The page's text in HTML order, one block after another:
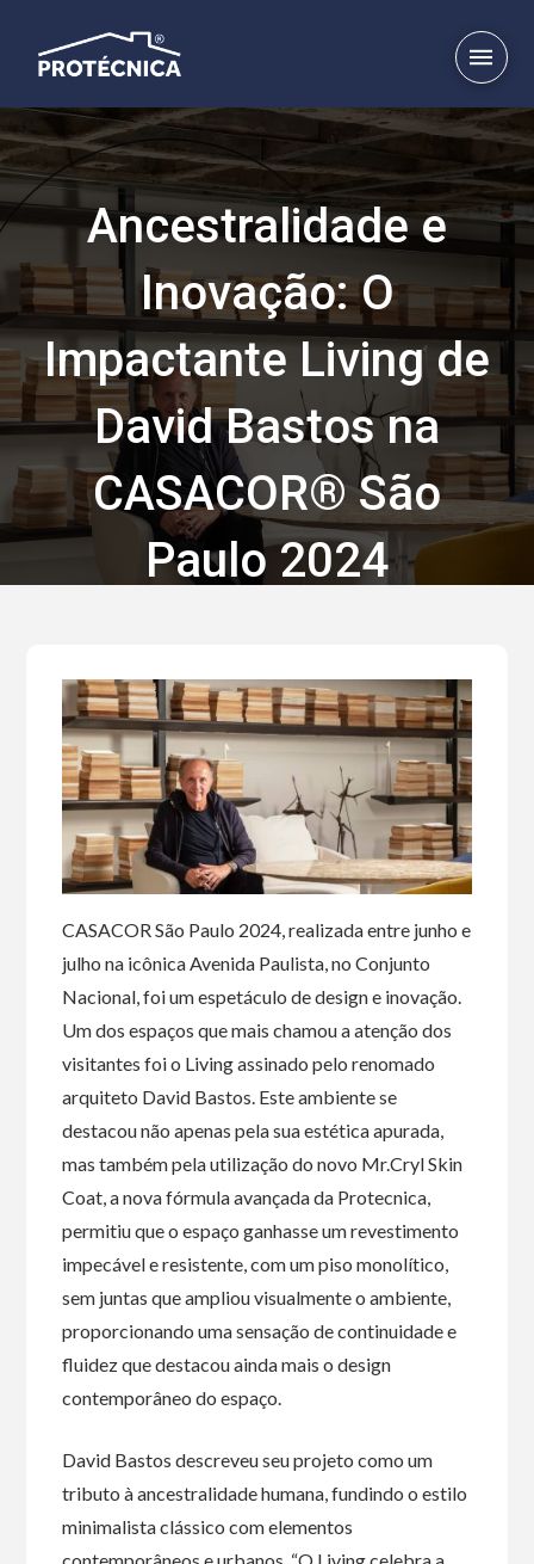
Ancestralidade e
Inovação: O
Impactante Living de
David Bastos na
CASACOR® São
Paulo 2024
CASACOR São Paulo 2024, realizada entre junho e
julho na icônica Avenida Paulista, no Conjunto
Nacional, foi um espetáculo de design e inovação.
Um dos espaços que mais chamou a atenção dos
visitantes foi o Living assinado pelo renomado
arquiteto David Bastos. Este ambiente se
destacou não apenas pela sua estética apurada,
mas também pela utilização do novo Mr.Cryl Skin
Coat, a nova fórmula avançada da Protecnica,
permitiu que o espaço ganhasse um revestimento
impecável e resistente, com um piso monolítico,
sem juntas que ampliou visualmente o ambiente,
proporcionando uma sensação de continuidade e
fluidez que destacou ainda mais o design
contemporâneo do espaço.
David Bastos descreveu seu projeto como um
tributo à ancestralidade humana, fundindo o estilo
minimalista clássico com elementos